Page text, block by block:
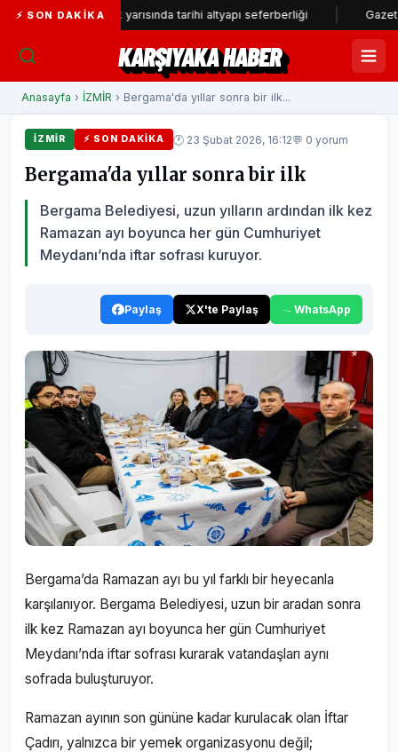
⚡ SON DAKIKA
yılın ilk yarısında tarihi altyapı seferberliği Gazeteci
KARŞIYAKA HABER
Anasayfa › İZMİR › Bergama'da yıllar sonra bir ilk...
İZMİR ⚡ SON DAKIKA 🕐 23 Şubat 2026, 16:12💬 0 yorum
Bergama'da yıllar sonra bir ilk
Bergama Belediyesi, uzun yılların ardından ilk kez
Ramazan ayı boyunca her gün Cumhuriyet
Meydanı’nda iftar sofrası kuruyor.
Paylaş X'te Paylaş WhatsApp
Bergama’da Ramazan ayı bu yıl farklı bir heyecanla
karşılanıyor. Bergama Belediyesi, uzun bir aradan sonra
ilk kez Ramazan ayı boyunca her gün Cumhuriyet
Meydanı’nda iftar sofrası kurarak vatandaşları aynı
sofrada buluşturuyor.
Ramazan ayının son gününe kadar kurulacak olan İftar
Çadırı, yalnızca bir yemek organizasyonu değil;